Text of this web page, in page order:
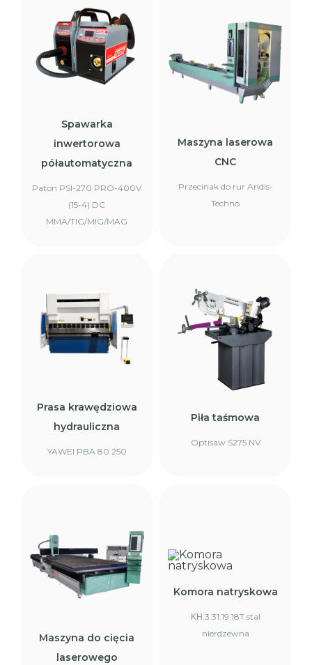
Spawarka
inwertorowa
półautomatyczna
Paton PSI-270 PRO-400V
(15-4) DC
MMA/TIG/MIG/MAG
Maszyna laserowa
CNC
Przecinak do rur Andis-
Techno
Prasa krawędziowa
hydrauliczna
YAWEI PBA 80 250
Piła taśmowa
Optisaw S275 NV
Maszyna do cięcia
laserowego
Komora natryskowa
ΚΗ.3.31.19.18T stal
nierdzewna